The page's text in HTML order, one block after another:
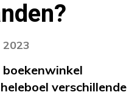
2023
verschillende